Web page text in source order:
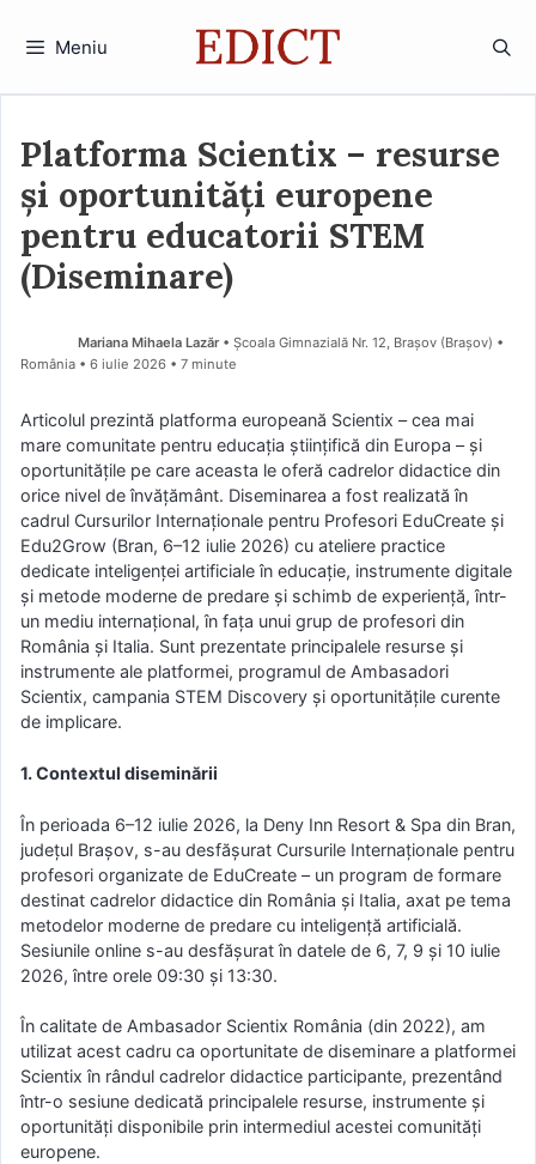
Meniu
Platforma Scientix – resurse
și oportunități europene
pentru educatorii STEM
(Diseminare)
Mariana Mihaela Lazăr• Școala Gimnazială Nr. 12, Brașov (Braşov) •
România
6 iulie 2026 • 7 minute
Articolul prezintă platforma europeană Scientix – cea mai
mare comunitate pentru educația științifică din Europa – și
oportunitățile pe care aceasta le oferă cadrelor didactice din
orice nivel de învățământ. Diseminarea a fost realizată în
cadrul Cursurilor Internaționale pentru Profesori EduCreate și
Edu2Grow (Bran, 6–12 iulie 2026) cu ateliere practice
dedicate inteligenței artificiale în educație, instrumente digitale
și metode moderne de predare și schimb de experiență, într-
un mediu internațional, în fața unui grup de profesori din
România și Italia. Sunt prezentate principalele resurse și
instrumente ale platformei, programul de Ambasadori
Scientix, campania STEM Discovery și oportunitățile curente
de implicare.
1. Contextul diseminării
În perioada 6–12 iulie 2026, la Deny Inn Resort & Spa din Bran,
județul Brașov, s-au desfășurat Cursurile Internaționale pentru
profesori organizate de EduCreate – un program de formare
destinat cadrelor didactice din România și Italia, axat pe tema
metodelor moderne de predare cu inteligență artificială.
Sesiunile online s-au desfășurat în datele de 6, 7, 9 și 10 iulie
2026, între orele 09:30 și 13:30.
În calitate de Ambasador Scientix România (din 2022), am
utilizat acest cadru ca oportunitate de diseminare a platformei
Scientix în rândul cadrelor didactice participante, prezentând
într-o sesiune dedicată principalele resurse, instrumente și
oportunități disponibile prin intermediul acestei comunități
europene.